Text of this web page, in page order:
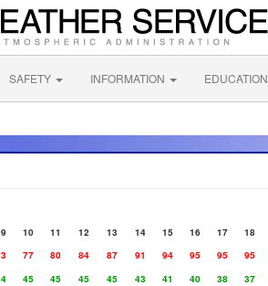
SAFETY INFORMATION EDUCATION
10 11 12 13 14 15 16 17 18
77 80 84 87 91 94 95 95 95
45 45 45 45 43 41 40 38 37